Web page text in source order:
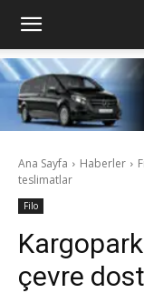
Ana Sayfa Haberler
teslimatlar
Filo
çevre